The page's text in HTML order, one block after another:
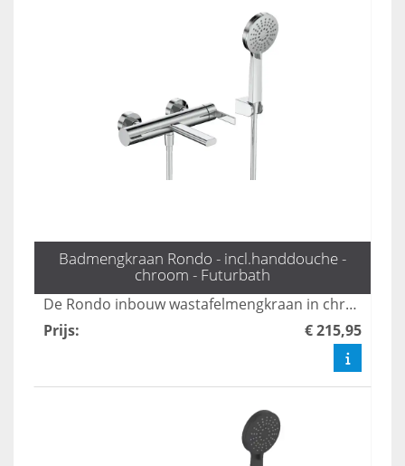
Badmengkraan Rondo - incl.handdouche -
chroom - Futurbath
De Rondo inbouw wastafelmengkraan in chroom biedt een moderne en elegante uitstraling voor elke badkamer. Met zijn gebruiksvriendelijke bediening en duurzame materialen zorgt deze kraan voor een perfecte combinatie van stijl en functionaliteit. Ideaal voor wie op zoek is naar een hoogwaardige oplossing voor hun wastafel.
Prijs: € 215,95